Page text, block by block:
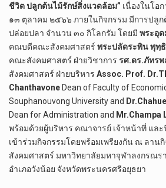
ชีวิต ปลูกต้นไม้รักษ์สิ่งแวดล้อม” เนื่องในโอ
๑๓ ตุลาคม ๒๕๖๖ ภายในกิจกรรม มีการปลู
ปล่อยปลา จำนวน ๓๐ กิโลกรัม โดยมี พระอุ
คณบดีคณะสังคมศาสตร์ พระปลัดระพิน พุทฺ
คณะสังคมศาสตร์ ฝ่ายวิชาการ รศ.ดร.ภัทรพ
สังคมศาสตร์ ฝ่ายบริหาร Assoc. Prof.
Chanthavone Dean of Faculty of
Souphanouvong University and
Dean for Administration and Mr.Champa
พร้อมด้วยผู้บริหาร คณาจารย์ เจ้าหน้าที่ แล
เข้าร่วมกิจกรรมโดยพร้อมเพรียงกัน ณ ลา
สังคมศาสตร์ มหาวิทยาลัยมหาจุฬาลงกรณร
อำเภอวังน้อย จังหวัดพระนครศรีอยุธยา